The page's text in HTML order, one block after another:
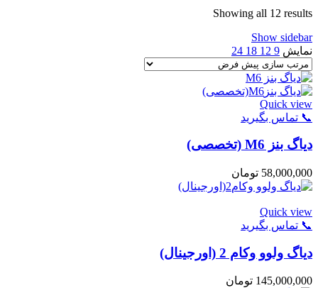
Showing all 12 results
Show sidebar
نمایش 9
12
18
24
Quick view
📞 تماس بگیرید
دیاگ بنز M6 (تخصصی)
58,000,000 تومان
Quick view
📞 تماس بگیرید
دیاگ ولوو وکام 2 (اورجینال)
145,000,000 تومان